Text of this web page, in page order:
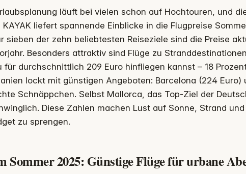
läuft bei vielen schon auf Hochtouren, und
liefert spannende Einblicke in die Flugpreise
sieben der zehn beliebtesten Reiseziele sind die Preise
Besonders attraktiv sind Flüge zu
für durchschnittlich 209 Euro hinfliegen kannst – 18
lockt mit günstigen Angeboten: Barcelona (224 Euro)
Schnäppchen. Selbst Mallorca, das Top-Ziel der
Diese Zahlen machen Lust auf Sonne, Strand
zu sprengen.
Sommer 2025: Günstige Flüge für urbane